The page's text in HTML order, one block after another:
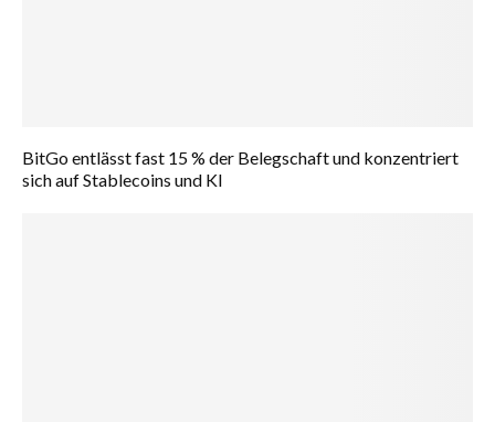
BitGo entlässt fast 15 % der Belegschaft und konzentriert
sich auf Stablecoins und KI